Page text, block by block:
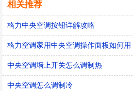
相关推荐
格力中央空调按钮详解攻略
格力空调家用中央空调操作面板如何用
中央空调墙上开关怎么调制热
中央空调怎么调制冷